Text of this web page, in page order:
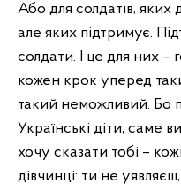
Або для солдатів, яких
але яких підтримує.
солдати. І це для них –
кожен крок уперед
такий неможливий. Бо
Українські діти, саме
хочу сказати тобі –
дівчинці: ти не